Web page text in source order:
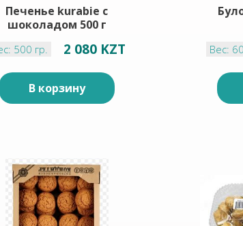
Печенье kurabie с
шоколадом 500 г
500 гр. 2 080 KZT
В корзину
Вес: